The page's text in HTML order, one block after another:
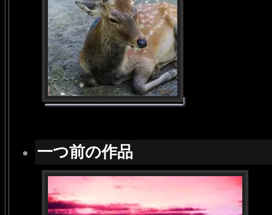
一つ前の作品